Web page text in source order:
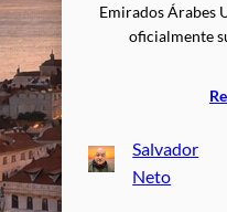
Emirados Árabes
oficialmente
Salvador
Neto